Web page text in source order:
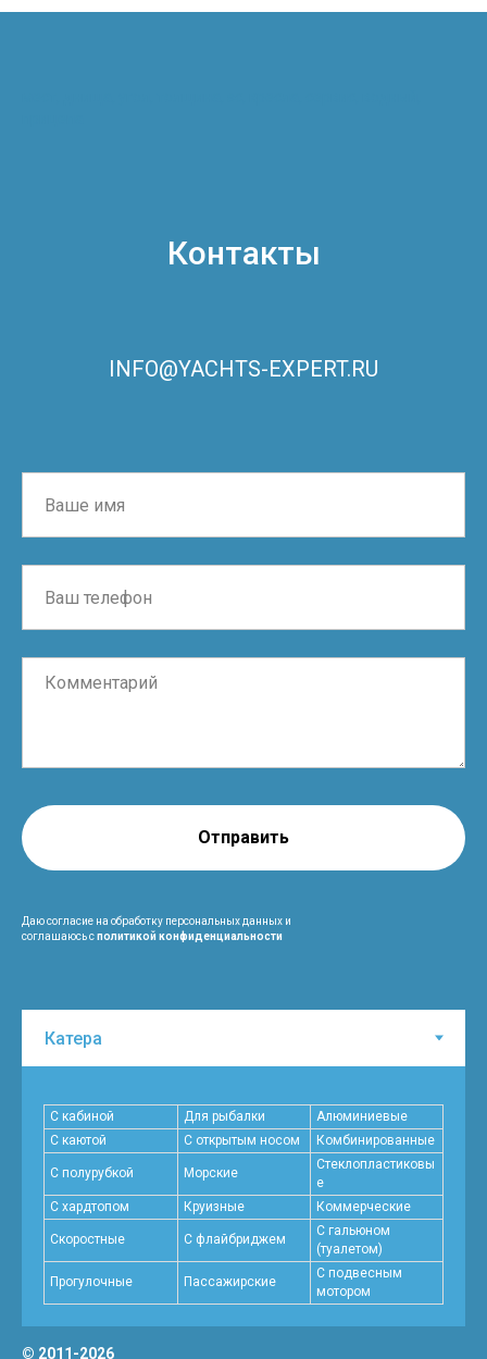
Контакты
INFO@YACHTS-EXPERT.RU
Отправить
Даю согласие на обработку персональных данных и
соглашаюсь сполитикой конфиденциальности
С кабиной Для рыбалки
Алюминиевые
С каютой
С открытым носом Комбинированные
С полурубкой Морские
Стеклопластиковы
е
С хардтопом
Круизные Коммерческие
Скоростные C флайбриджем
С гальюном
(туалетом)
Прогулочные Пассажирские
С подвесным
мотором
© 2011-2026